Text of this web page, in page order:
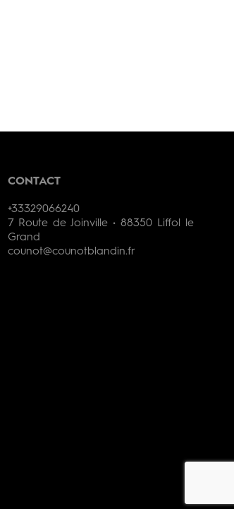
CONTACT
+33329066240
7 Route de Joinville • 88350 Liffol le
Grand
counot@counotblandin.fr